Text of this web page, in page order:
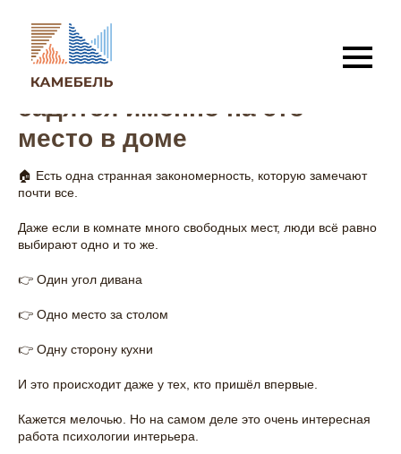
Почему гости всегда
садятся именно на это
место в доме
🏠 Есть одна странная закономерность, которую замечают
почти все.
Даже если в комнате много свободных мест, люди всё равно
выбирают одно и то же.
👉 Один угол дивана
👉 Одно место за столом
👉 Одну сторону кухни
И это происходит даже у тех, кто пришёл впервые.
Кажется мелочью. Но на самом деле это очень интересная
работа психологии интерьера.